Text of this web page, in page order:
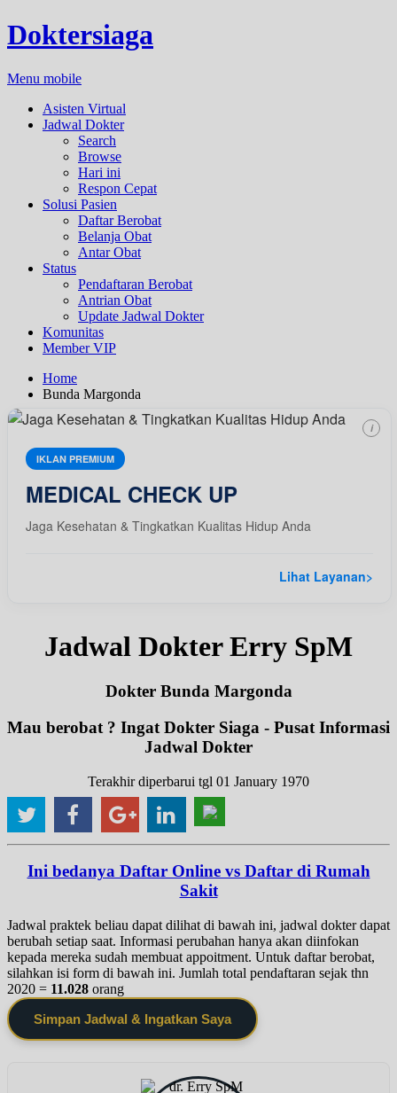
Doktersiaga
Menu mobile
Asisten Virtual
Jadwal Dokter
Search
Browse
Hari ini
Respon Cepat
Solusi Pasien
Daftar Berobat
Belanja Obat
Antar Obat
Status
Pendaftaran Berobat
Antrian Obat
Update Jadwal Dokter
Komunitas
Member VIP
Home
Bunda Margonda
IKLAN PREMIUM
MEDICAL CHECK UP
Jaga Kesehatan & Tingkatkan Kualitas Hidup Anda
Lihat Layanan>
i
Jadwal Dokter Erry SpM
Dokter Bunda Margonda
Mau berobat ? Ingat Dokter Siaga - Pusat Informasi
Jadwal Dokter
Terakhir diperbarui tgl 01 January 1970
Ini bedanya Daftar Online vs Daftar di Rumah
Sakit
Jadwal praktek beliau dapat dilihat di bawah ini, jadwal dokter dapat
berubah setiap saat. Informasi perubahan hanya akan diinfokan
kepada mereka sudah membuat appoitment. Untuk daftar berobat,
silahkan isi form di bawah ini. Jumlah total pendaftaran sejak thn
2020 = 11.028 orang
Simpan Jadwal & Ingatkan Saya